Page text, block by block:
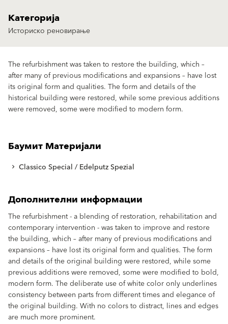
The refurbishment was taken to restore the building, which –
after many of previous modifications and expansions – have lost
its original form and qualities. The form and details of the
historical building were restored, while some previous additions
were removed, some were modified to modern form.
Баумит Материјали
Classico Special / Edelputz Spezial
Дополнителни информации
The refurbishment - a blending of restoration, rehabilitation and
contemporary intervention - was taken to improve and restore
the building, which – after many of previous modifications and
expansions – have lost its original form and qualities. The form
and details of the original building were restored, while some
previous additions were removed, some were modified to bold,
modern form. The deliberate use of white color only underlines
consistency between parts from different times and elegance of
the original building. With no colors to distract, lines and edges
are much more prominent.
Категорија
Историско реновирање